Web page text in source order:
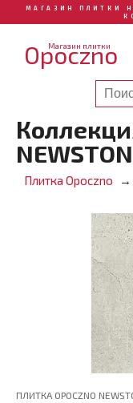
МАГАЗИН ПЛИТКИ
Магазин плитки
Opoczno
Плитка Opoczno
ПЛИТКА OPOCZNO